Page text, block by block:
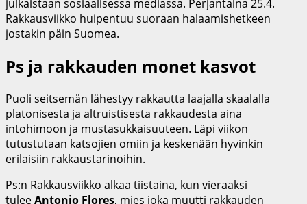
julkaistaan sosiaalisessa mediassa. Perjantaina 25.4.
Rakkausviikko huipentuu suoraan halaamishetkeen
jostakin päin Suomea.
Ps ja rakkauden monet kasvot
Puoli seitsemän lähestyy rakkautta laajalla skaalalla
platonisesta ja altruistisesta rakkaudesta aina
intohimoon ja mustasukkaisuuteen. Läpi viikon
tutustutaan katsojien omiin ja keskenään hyvinkin
erilaisiin rakkaustarinoihin.
Ps:n Rakkausviikko alkaa tiistaina, kun vieraaksi
tuleeAntonio Flores, mies joka muutti rakkauden